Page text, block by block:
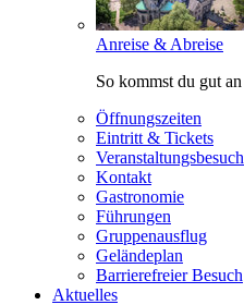
Anreise & Abreise
So kommst du gut an
Öffnungszeiten
Eintritt & Tickets
Veranstaltungsbesuch
Kontakt
Gastronomie
Führungen
Gruppenausflug
Geländeplan
Barrierefreier Besuch
Aktuelles